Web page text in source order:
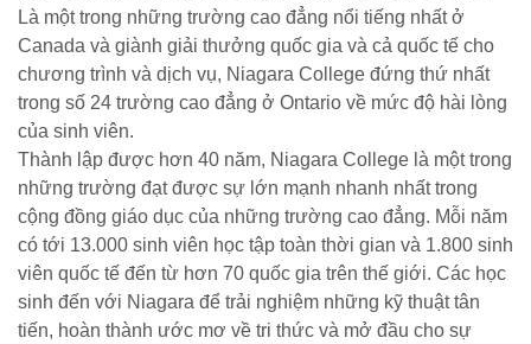
Là một trong những trường cao đẳng nổi tiếng nhất ở
Canada và giành giải thưởng quốc gia và cả quốc tế cho
chương trình và dịch vụ, Niagara College đứng thứ nhất
trong số 24 trường cao đẳng ở Ontario về mức độ hài lòng
của sinh viên.
Thành lập được hơn 40 năm, Niagara College là một trong
những trường đạt được sự lớn mạnh nhanh nhất trong
cộng đồng giáo dục của những trường cao đẳng. Mỗi năm
có tới 13.000 sinh viên học tập toàn thời gian và 1.800 sinh
viên quốc tế đến từ hơn 70 quốc gia trên thế giới. Các học
sinh đến với Niagara để trải nghiệm những kỹ thuật tân
tiến, hoàn thành ước mơ về tri thức và mở đầu cho sự